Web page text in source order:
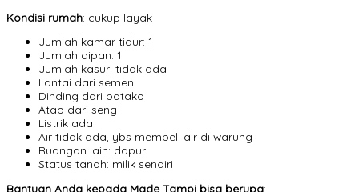
Kondisi rumah: cukup layak
Jumlah kamar tidur: 1
Jumlah dipan: 1
Jumlah kasur: tidak ada
Lantai dari semen
Dinding dari batako
Atap dari seng
Listrik ada
Air tidak ada, ybs membeli air di warung
Ruangan lain: dapur
Status tanah: milik sendiri
Bantuan Anda kepada Made Tampi bisa berupa: